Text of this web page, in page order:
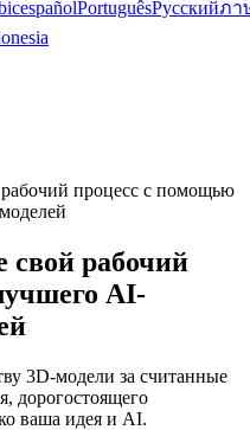
españolPortuguêsРусскийภา
процесс с помощью
свой рабочий
AI-
3D-модели за считанные
дорогостоящего
ваша идея и AI.